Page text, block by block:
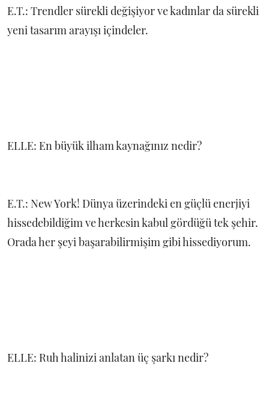
E.T.: Trendler sürekli değişiyor ve kadınlar da sürekli
yeni tasarım arayışı içindeler.
ELLE: En büyük ilham kaynağınız nedir?
E.T.: New York! Dünya üzerindeki en güçlü enerjiyi
hissedebildiğim ve herkesin kabul gördüğü tek şehir.
Orada her şeyi başarabilirmişim gibi hissediyorum.
ELLE: Ruh halinizi anlatan üç şarkı nedir?